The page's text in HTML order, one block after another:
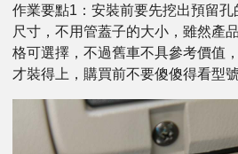
作業要點1：安裝前要先挖出預留
尺寸，不用管蓋子的大小，雖然產
格可選擇，不過舊車不具參考價值
才裝得上，購買前不要傻傻得看型號